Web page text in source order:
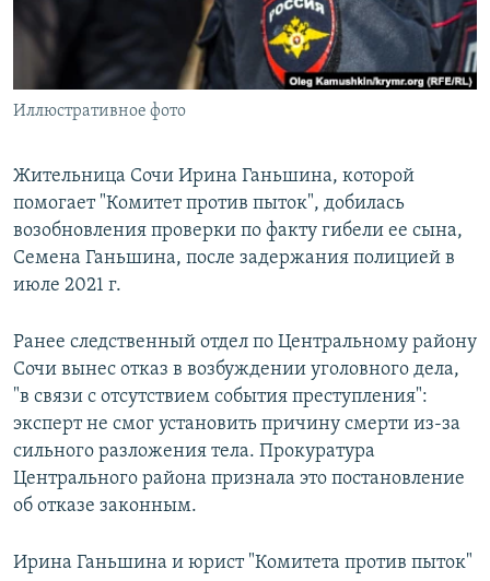
СОЦИАЛЬНЫЕ СЕТИ
Все сайты РСЕ/РС
Иллюстративное фото
Жительница Сочи Ирина Ганьшина, которой
помогает "Комитет против пыток", добилась
возобновления проверки по факту гибели ее сына,
Семена Ганьшина, после задержания полицией в
июле 2021 г.
Ранее следственный отдел по Центральному району
Сочи вынес отказ в возбуждении уголовного дела,
"в связи с отсутствием события преступления":
эксперт не смог установить причину смерти из-за
сильного разложения тела. Прокуратура
Центрального района признала это постановление
об отказе законным.
Ирина Ганьшина и юрист "Комитета против пыток"